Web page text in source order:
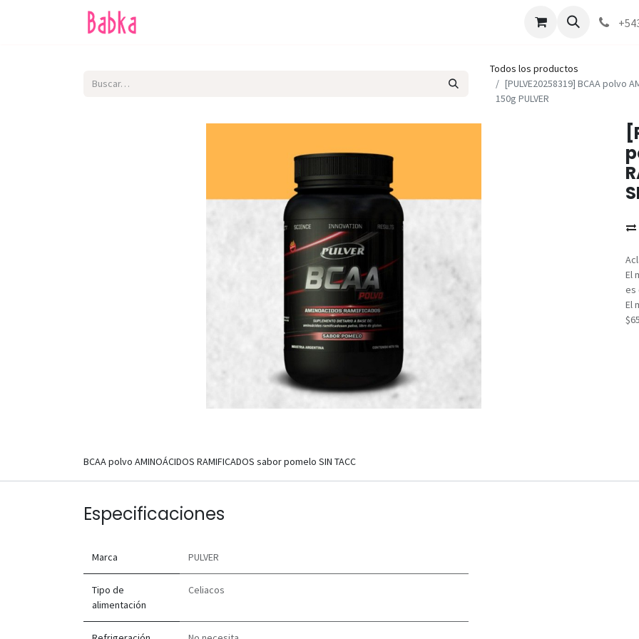
Como comprar
Todos los productos
[PULVE20258319] BCAA polvo
150g PULVER
El
es
El
BCAA polvo AMINOÁCIDOS RAMIFICADOS sabor pomelo SIN TACC
Especificaciones
Marca PULVER
Tipo de
alimentación
Celiacos